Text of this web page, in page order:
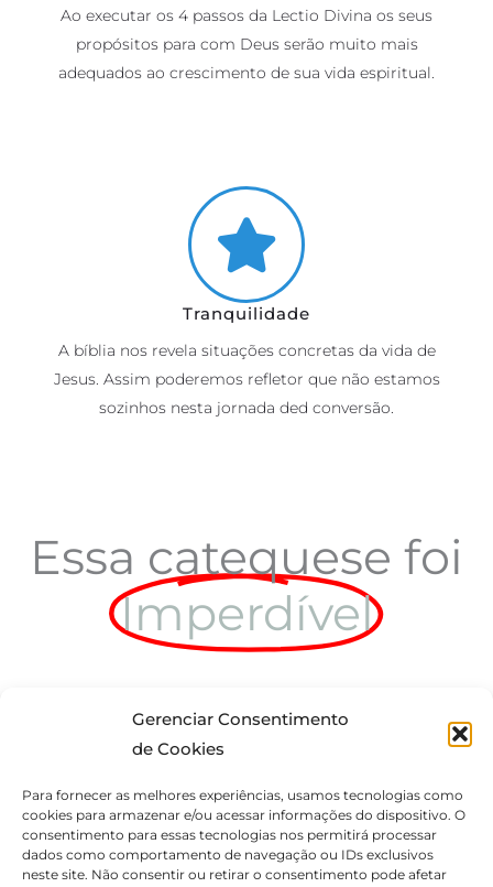
Gerenciar Consentimento
de Cookies
Para fornecer as melhores experiências, usamos tecnologias como
cookies para armazenar e/ou acessar informações do dispositivo. O
consentimento para essas tecnologias nos permitirá processar
dados como comportamento de navegação ou IDs exclusivos
neste site. Não consentir ou retirar o consentimento pode afetar
Ao executar os 4 passos da Lectio Divina os seus
propósitos para com Deus serão muito mais
adequados ao crescimento de sua vida espiritual.
Tranquilidade
A bíblia nos revela situações concretas da vida de
Jesus. Assim poderemos refletor que não estamos
sozinhos nesta jornada ded conversão.
Essa catequese foi
Imperdível